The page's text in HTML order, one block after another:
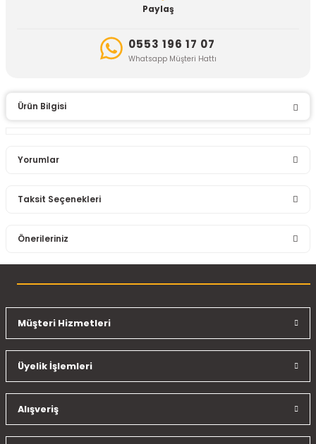
Paylaş
0553 196 17 07
Whatsapp Müşteri Hattı
Ürün Bilgisi
Yorumlar
Taksit Seçenekleri
Önerileriniz
konularda yetersiz gördüğünüz noktaları öneri formunu
Ürün resmi kalitesiz, bozuk veya görüntülenemiyor.
Ürün açıklamasında eksik bilgiler bulunuyor.
Ürün fiyatı diğer sitelerden daha pahalı.
Bu ürüne benzer farklı alternatifler olmalı.
Müşteri Hizmetleri
Üyelik İşlemleri
Alışveriş